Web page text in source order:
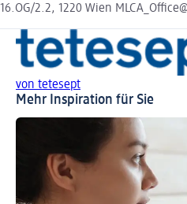
16.OG/2.2, 1220 Wien
von tetesept
Mehr Inspiration für Sie